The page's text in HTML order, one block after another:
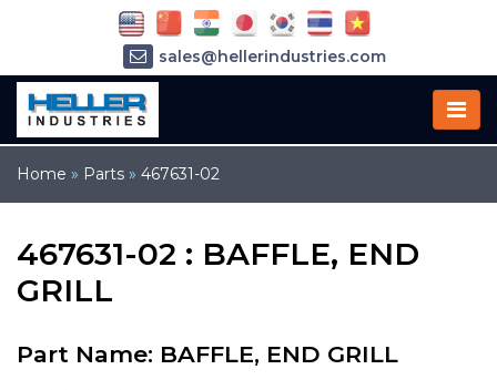
Home » Parts » 467631-02
467631-02 : BAFFLE, END
GRILL
Part Name: BAFFLE, END GRILL
sales@hellerindustries.com
service@hellerindustries.com